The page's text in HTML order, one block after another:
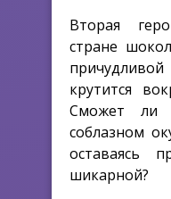
Вторая
стране
крутится
Сможет ли
соблазном
оставаясь
шикарной?